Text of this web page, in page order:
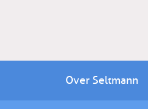
Over Seltmann